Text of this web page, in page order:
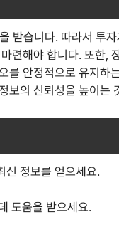
받습니다. 따라서 투
련해야 합니다. 또한,
를 안정적으로 유지하
보의 신뢰성을 높이는
신 정보를 얻으세요.
도움을 받으세요.